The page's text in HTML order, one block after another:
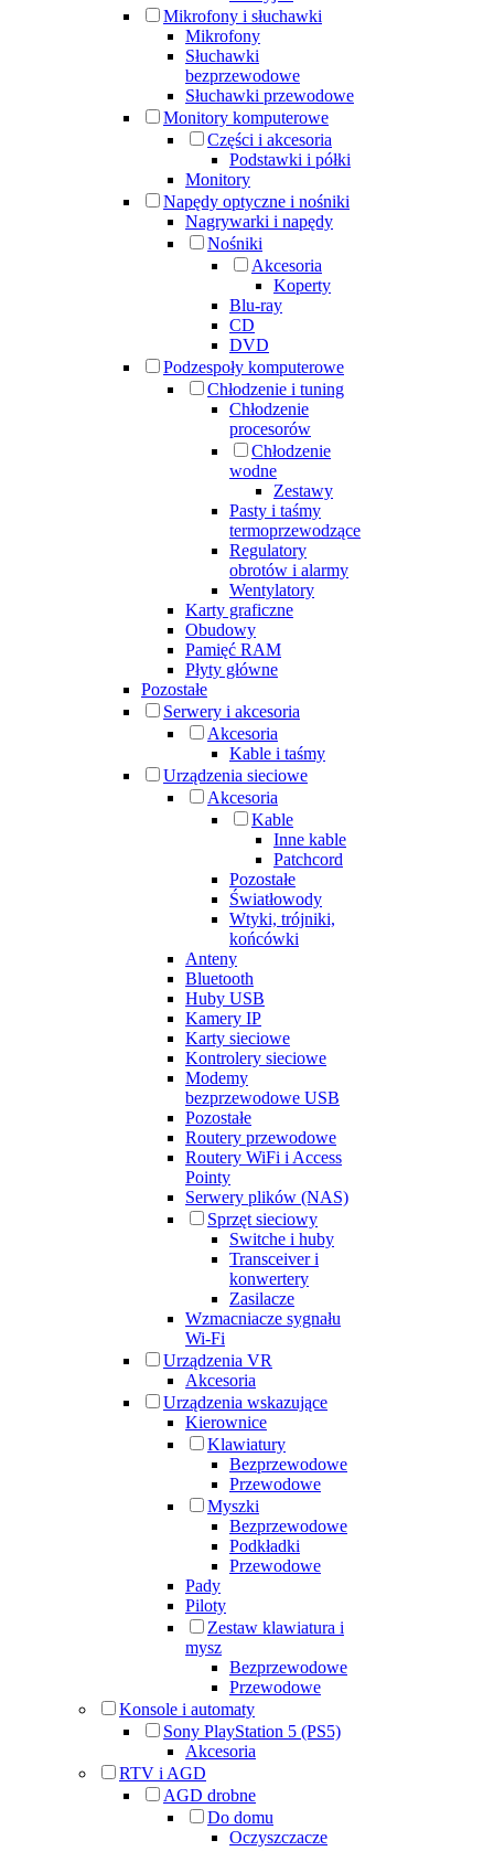
Mikrofony i słuchawki
Mikrofony
Słuchawki
bezprzewodowe
Słuchawki przewodowe
Monitory komputerowe
Części i akcesoria
Podstawki i półki
Monitory
Napędy optyczne i nośniki
Nagrywarki i napędy
Nośniki
Akcesoria
Koperty
Blu-ray
CD
DVD
Podzespoły komputerowe
Chłodzenie i tuning
Chłodzenie
procesorów
Chłodzenie
wodne
Zestawy
Pasty i taśmy
termoprzewodzące
Regulatory
obrotów i alarmy
Wentylatory
Karty graficzne
Obudowy
Pamięć RAM
Płyty główne
Pozostałe
Serwery i akcesoria
Akcesoria
Kable i taśmy
Urządzenia sieciowe
Akcesoria
Kable
Inne kable
Patchcord
Pozostałe
Światłowody
Wtyki, trójniki,
końcówki
Anteny
Bluetooth
Huby USB
Kamery IP
Karty sieciowe
Kontrolery sieciowe
Modemy
bezprzewodowe USB
Pozostałe
Routery przewodowe
Routery WiFi i Access
Pointy
Serwery plików (NAS)
Sprzęt sieciowy
Switche i huby
Transceiver i
konwertery
Zasilacze
Wzmacniacze sygnału
Wi-Fi
Urządzenia VR
Akcesoria
Urządzenia wskazujące
Kierownice
Klawiatury
Bezprzewodowe
Przewodowe
Myszki
Bezprzewodowe
Podkładki
Przewodowe
Pady
Piloty
Zestaw klawiatura i
mysz
Bezprzewodowe
Przewodowe
Konsole i automaty
Sony PlayStation 5 (PS5)
Akcesoria
RTV i AGD
AGD drobne
Do domu
Oczyszczacze